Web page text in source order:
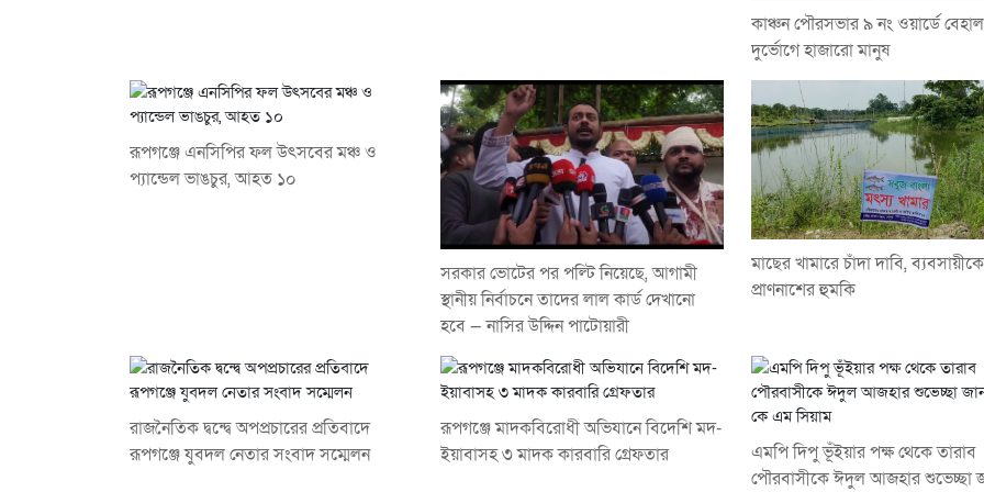
কাঞ্চন পৌরসভার ৯ নং ওয়ার্ডে
দুর্ভোগে হাজারো মানুষ
রূপগঞ্জে এনসিপির ফল উৎসবের মঞ্চ ও
প্যান্ডেল ভাঙচুর, আহত ১০
সরকার ভোটের পর পল্টি নিয়েছে, আগামী
স্থানীয় নির্বাচনে তাদের লাল কার্ড দেখানো
হবে — নাসির উদ্দিন পাটোয়ারী
মাছের খামারে চাঁদা দাবি, ব্যবসায়ীকে
প্রাণনাশের হুমকি
রাজনৈতিক দ্বন্দ্বে অপপ্রচারের প্রতিবাদে
‎রূপগঞ্জে যুবদল নেতার সংবাদ সম্মেলন ‎
রূপগঞ্জে মাদকবিরোধী অভিযানে বিদেশি মদ-
ইয়াবাসহ ৩ মাদক কারবারি গ্রেফতার
এমপি দিপু ভূঁইয়ার পক্ষ থেকে তারাব
পৌরবাসীকে ঈদুল আজহার শুভেচ্ছা